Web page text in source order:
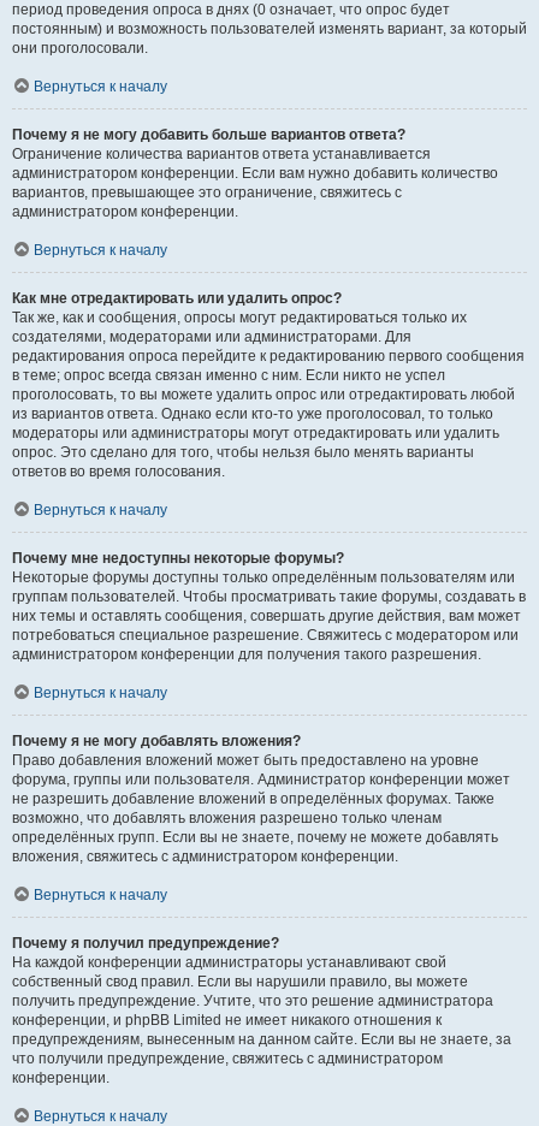
период проведения опроса в днях (0 означает, что опрос будет
постоянным) и возможность пользователей изменять вариант, за который
они проголосовали.
Вернуться к началу
Почему я не могу добавить больше вариантов ответа?
Ограничение количества вариантов ответа устанавливается
администратором конференции. Если вам нужно добавить количество
вариантов, превышающее это ограничение, свяжитесь с
администратором конференции.
Вернуться к началу
Как мне отредактировать или удалить опрос?
Так же, как и сообщения, опросы могут редактироваться только их
создателями, модераторами или администраторами. Для
редактирования опроса перейдите к редактированию первого сообщения
в теме; опрос всегда связан именно с ним. Если никто не успел
проголосовать, то вы можете удалить опрос или отредактировать любой
из вариантов ответа. Однако если кто-то уже проголосовал, то только
модераторы или администраторы могут отредактировать или удалить
опрос. Это сделано для того, чтобы нельзя было менять варианты
ответов во время голосования.
Вернуться к началу
Почему мне недоступны некоторые форумы?
Некоторые форумы доступны только определённым пользователям или
группам пользователей. Чтобы просматривать такие форумы, создавать в
них темы и оставлять сообщения, совершать другие действия, вам может
потребоваться специальное разрешение. Свяжитесь с модератором или
администратором конференции для получения такого разрешения.
Вернуться к началу
Почему я не могу добавлять вложения?
Право добавления вложений может быть предоставлено на уровне
форума, группы или пользователя. Администратор конференции может
не разрешить добавление вложений в определённых форумах. Также
возможно, что добавлять вложения разрешено только членам
определённых групп. Если вы не знаете, почему не можете добавлять
вложения, свяжитесь с администратором конференции.
Вернуться к началу
Почему я получил предупреждение?
На каждой конференции администраторы устанавливают свой
собственный свод правил. Если вы нарушили правило, вы можете
получить предупреждение. Учтите, что это решение администратора
конференции, и phpBB Limited не имеет никакого отношения к
предупреждениям, вынесенным на данном сайте. Если вы не знаете, за
что получили предупреждение, свяжитесь с администратором
конференции.
Вернуться к началу